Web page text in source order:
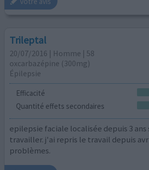
Trileptal
20/07/2016 | Homme | 58
oxcarbazépine (300mg)
Épilepsie
Efficacité
Quantité effets secondaires
epilepsie faciale localisée depuis 3 ans
travailler. j'ai repris le travail depuis
problèmes.